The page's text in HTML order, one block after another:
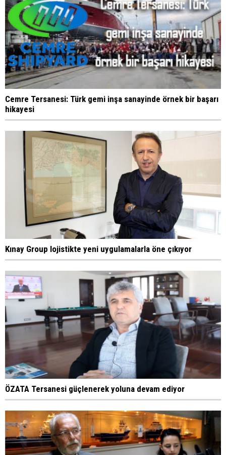
Cemre Tersanesi: Türk gemi inşa sanayinde örnek bir başarı
hikayesi
Kınay Group lojistikte yeni uygulamalarla öne çıkıyor
ÖZATA Tersanesi güçlenerek yoluna devam ediyor